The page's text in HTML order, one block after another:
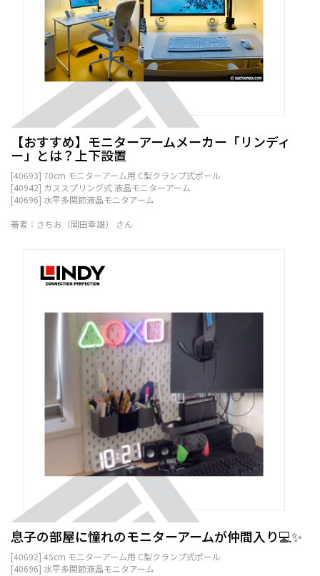
【おすすめ】モニターアームメーカー「リンディ
ー」とは？上下設置
[40693] 70cm モニターアーム用 C型クランプ式ポール
[40942] ガススプリング式 液晶モニターアーム
[40696] 水平多関節液晶モニタアーム
著者：さちお（岡田幸雄） さん
息子の部屋に憧れのモニターアームが仲間入り💻✨
[40692] 45cm モニターアーム用 C型クランプ式ポール
[40696] 水平多関節液晶モニタアーム